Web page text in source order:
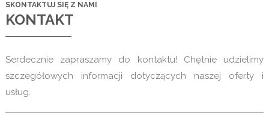
KONTAKT
SKONTAKTUJ SIĘ Z NAMI
Serdecznie zapraszamy do kontaktu! Chętnie udzielimy
szczegółowych informacji dotyczących naszej oferty i
usług.